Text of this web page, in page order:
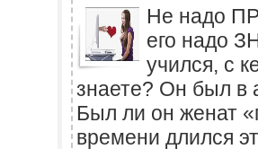
Не надо
его надо
учился, с
знаете? Он был в
Был ли он женат
времени длился